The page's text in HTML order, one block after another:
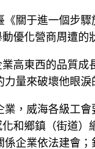
《關于進一個步
優化營商周遭
高東西的品質
量來破壞他眼
業，威海各級工
化和鄉鎮（街道
企業依法建會